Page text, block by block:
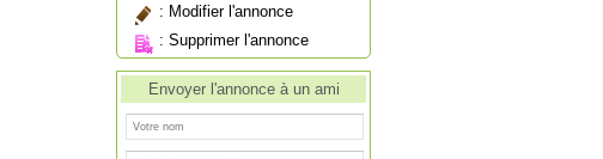
: Modifier l'annonce
: Supprimer l'annonce
Envoyer l'annonce à un ami